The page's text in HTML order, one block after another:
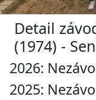
Detail
(1974) -
2026:
2025: